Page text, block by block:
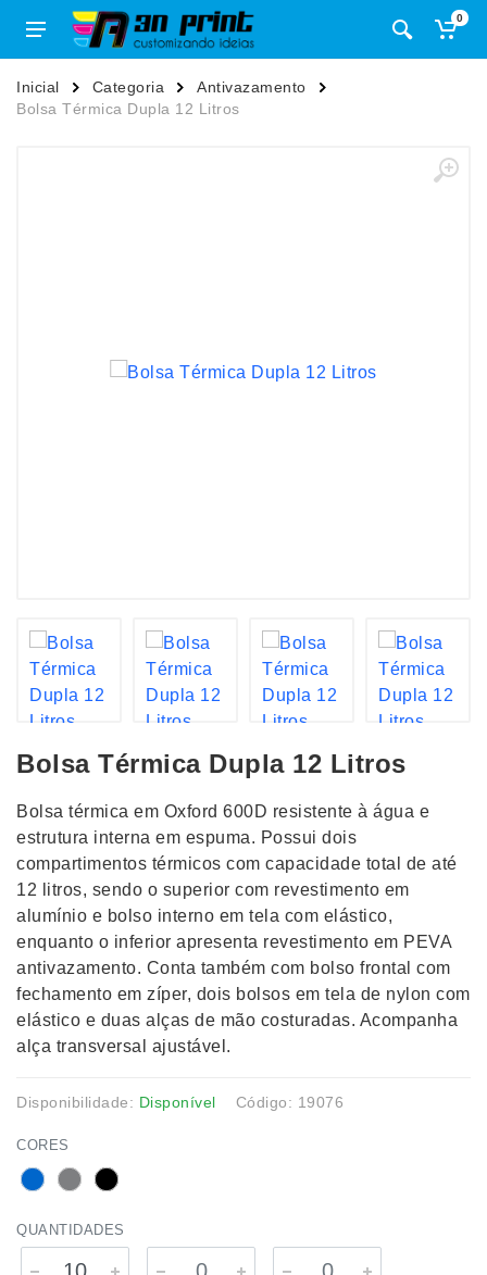
0
Inicial Categoria
Antivazamento
Bolsa Térmica Dupla 12 Litros
Bolsa Térmica Dupla 12 Litros
Bolsa térmica em Oxford 600D resistente à água e
estrutura interna em espuma. Possui dois
compartimentos térmicos com capacidade total de até
12 litros, sendo o superior com revestimento em
alumínio e bolso interno em tela com elástico,
enquanto o inferior apresenta revestimento em PEVA
antivazamento. Conta também com bolso frontal com
fechamento em zíper, dois bolsos em tela de nylon com
elástico e duas alças de mão costuradas. Acompanha
alça transversal ajustável.
Disponibilidade: Disponível Código: 19076
CORES
QUANTIDADES